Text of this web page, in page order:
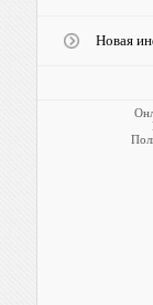
Новая